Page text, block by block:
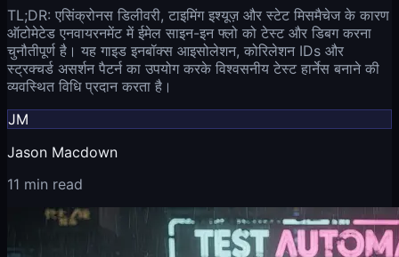
TL;DR: एसिंक्रोनस डिलीवरी, टाइमिंग इश्यूज़ और स्टेट मिसमैचेज के कारण
ऑटोमेटेड एनवायरनमेंट में ईमेल साइन-इन फ्लो को टेस्ट और डिबग करना
चुनौतीपूर्ण है। यह गाइड इनबॉक्स आइसोलेशन, कोरिलेशन IDs और
स्ट्रक्चर्ड असर्शन पैटर्न का उपयोग करके विश्वसनीय टेस्ट हार्नेस बनाने की
व्यवस्थित विधि प्रदान करता है।
JM
Jason Macdown
11 min read